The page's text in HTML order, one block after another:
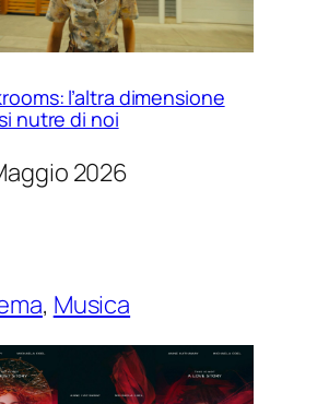
l’altra dimensione
nutre di noi
2026
, Musica